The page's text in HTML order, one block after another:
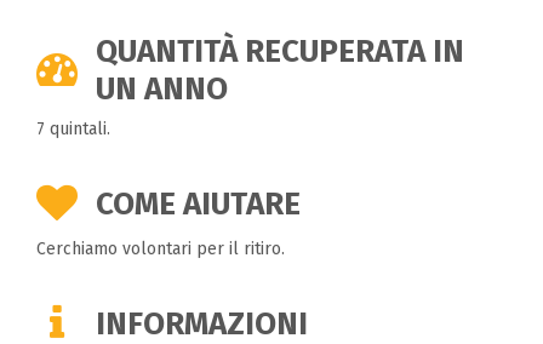
QUANTITÀ RECUPERATA IN
UN ANNO
7 quintali.
COME AIUTARE
Cerchiamo volontari per il ritiro.
INFORMAZIONI